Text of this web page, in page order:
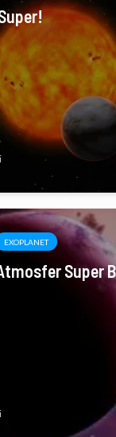
EXOPLANET
Super